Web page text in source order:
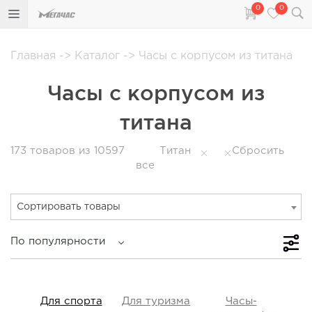
0 0
Главная -> Каталог -> Часы с корпусом из титана
Часы с корпусом из
титана
173 товаров из 10597 Титан
Сбросить
все
Сортировать товары
По популярности
Для спорта Для туризма
Часы-